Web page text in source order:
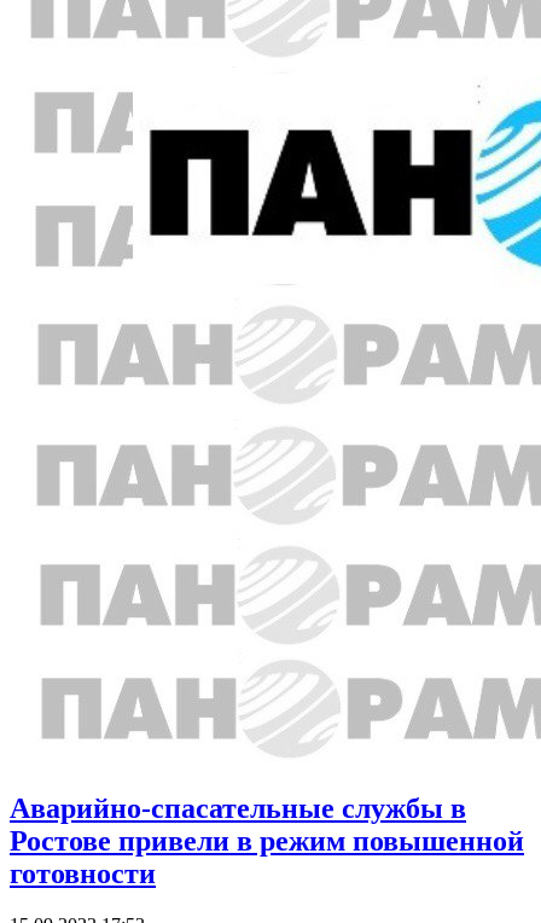
Аварийно-спасательные службы в
Ростове привели в режим повышенной
готовности